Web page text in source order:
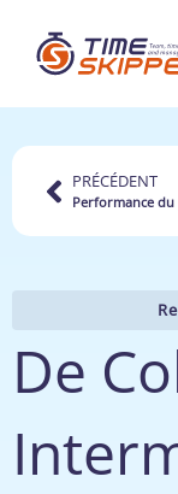
PRÉCÉDENT
De